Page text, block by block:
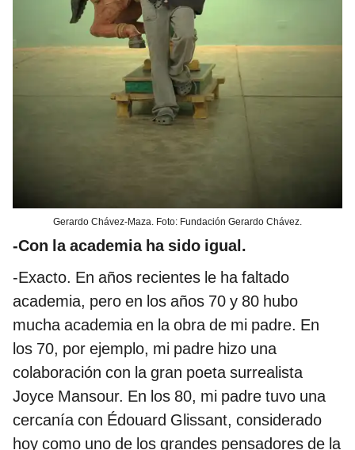
Gerardo Chávez-Maza. Foto: Fundación Gerardo Chávez.
-Con la academia ha sido igual.
-Exacto. En años recientes le ha faltado
academia, pero en los años 70 y 80 hubo
mucha academia en la obra de mi padre. En
los 70, por ejemplo, mi padre hizo una
colaboración con la gran poeta surrealista
Joyce Mansour. En los 80, mi padre tuvo una
cercanía con Édouard Glissant, considerado
hoy como uno de los grandes pensadores de la